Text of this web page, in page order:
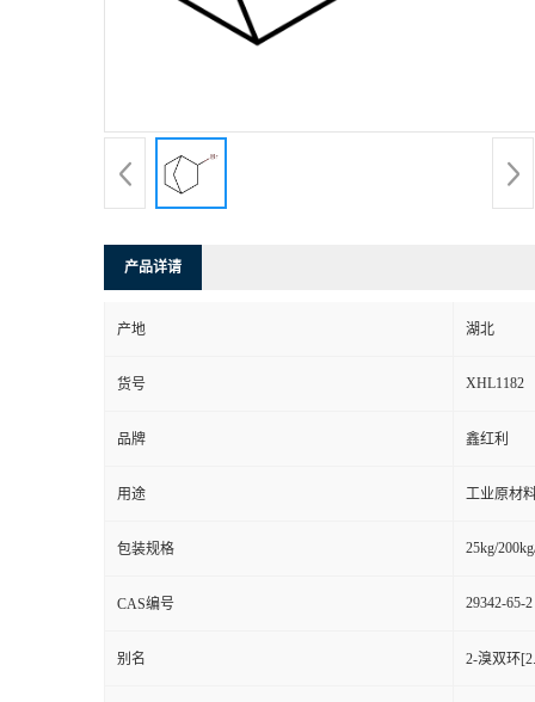
产品详请
产地 湖北
货号 XHL1182
品牌 鑫红利
用途 工业原材
包装规格 25kg/
CAS编号 29342-65-2
别名 2-溴双环